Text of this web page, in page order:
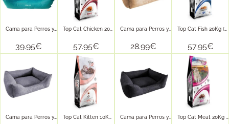
39.95€ 57.95€ 28.99€ 57.95€